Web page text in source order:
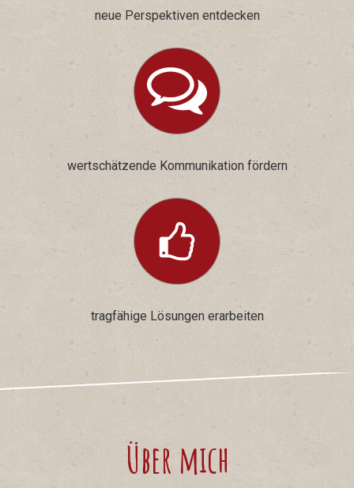
neue Perspektiven entdecken
wertschätzende Kommunikation fördern
tragfähige Lösungen erarbeiten
Über mich